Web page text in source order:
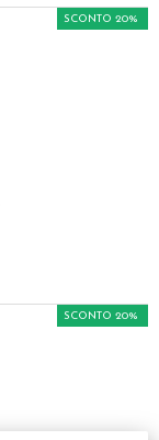
SCONTO 20%
SCONTO 20%